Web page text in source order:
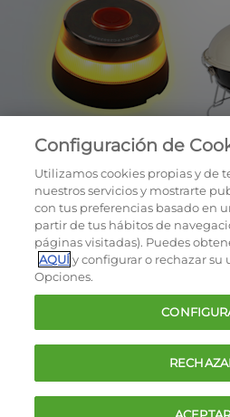
Cookies
Política de
Términos y
Contacto
FAQ
Configuración de
Utilizamos cookies propias y de
nuestros servicios y mostrarte
con tus preferencias basado en
partir de tus hábitos de
páginas visitadas). Puedes
AQUÍy configurar o rechazar su
Opciones.